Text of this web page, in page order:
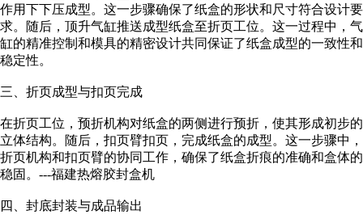
作用下下压成型。这一步骤确保了纸盒的形状和尺寸符合设计要
求。随后，顶升气缸推送成型纸盒至折页工位。这一过程中，气
缸的精准控制和模具的精密设计共同保证了纸盒成型的一致性和
稳定性。
三、折页成型与扣页完成
在折页工位，预折机构对纸盒的两侧进行预折，使其形成初步的
立体结构。随后，扣页臂扣页，完成纸盒的成型。这一步骤中，
折页机构和扣页臂的协同工作，确保了纸盒折痕的准确和盒体的
稳固。 ---福建热熔胶封盒机
四、封底封装与成品输出